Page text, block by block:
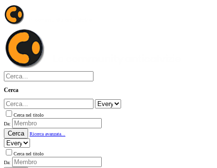
Cerca
Cerca nel titolo
Da:
Cerca Ricerca avanzata...
Cerca nel titolo
Da: